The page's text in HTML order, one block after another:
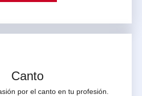
Canto
por el canto en tu profesión.